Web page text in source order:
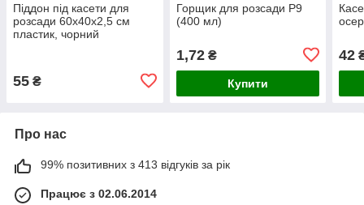
Піддон під касети для
розсади 60х40х2,5 см
пластик, чорний
55 ₴
Горщик для розсади Р9
(400 мл)
1,72₴
Купити
42
Про нас
99% позитивних з 413 відгуків за рік
Працює з 02.06.2014